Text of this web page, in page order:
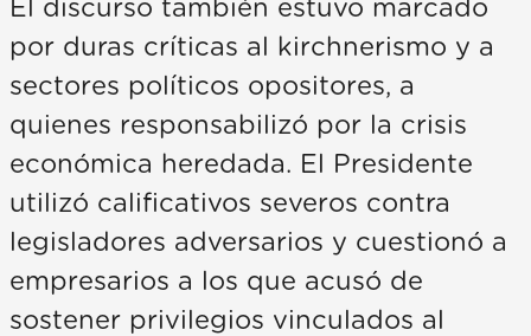
El discurso también estuvo marcado
por duras críticas al kirchnerismo y a
sectores políticos opositores, a
quienes responsabilizó por la crisis
económica heredada. El Presidente
utilizó calificativos severos contra
legisladores adversarios y cuestionó a
empresarios a los que acusó de
sostener privilegios vinculados al